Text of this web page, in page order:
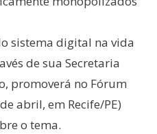
sistema digital na vida
de sua Secretaria
promoverá no Fórum
abril, em Recife/PE)
o tema.